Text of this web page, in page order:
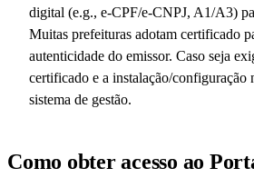
digital (e.g., e-CPF/e-CNPJ, A1/A3)
Muitas prefeituras adotam certificado
autenticidade do emissor. Caso seja
certificado e a instalação/configuração
sistema de gestão.
Como obter acesso ao